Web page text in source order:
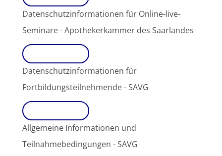
Datenschutzinformationen für Online-live-
Seminare - Apothekerkammer des Saarlandes
Datenschutzinformationen für
Fortbildungsteilnehmende - SAVG
Allgemeine Informationen und
Teilnahmebedingungen - SAVG